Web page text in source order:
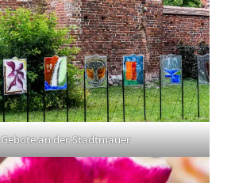
an der Stadtmauer